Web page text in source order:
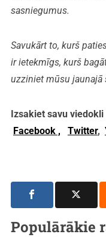
sasniegumus.
Savukārt to, kurš
ir ietekmīgs, kurš
uzziniet mūsu jaunajā
Izsakiet savu
Facebook ,
Twitter,
Populārākie